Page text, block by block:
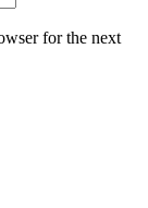
for the next